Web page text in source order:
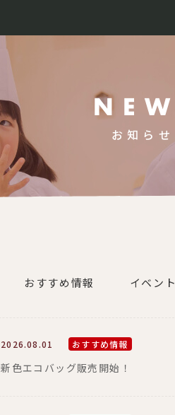
お知らせ
おすすめ情報 イベント
2026.08.01 おすすめ情報
新色エコバッグ販売開始！